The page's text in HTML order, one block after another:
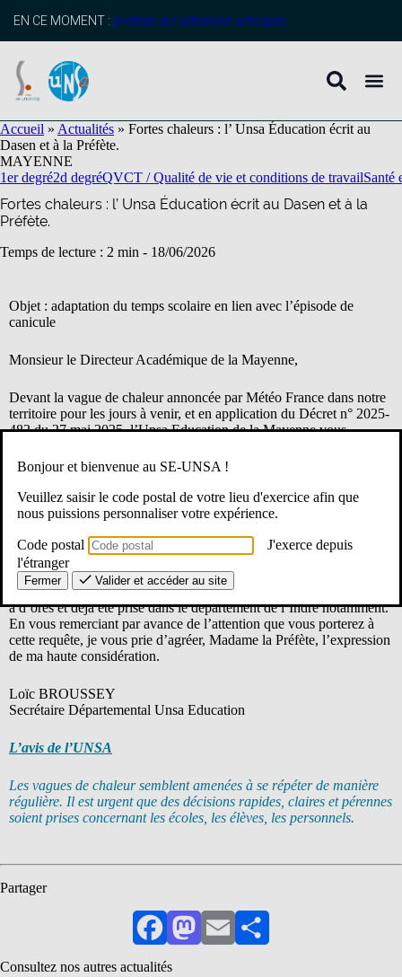
principal
EN CE MOMENT : profitez de l’adhésion anticipée
Accueil » Actualités » Fortes chaleurs : l’ Unsa Éducation écrit au
Dasen et à la Préfète.
MAYENNE
1er degré2d degréQVCT / Qualité de vie et conditions de travailSanté
Fortes chaleurs : l’ Unsa Éducation écrit au Dasen et à la
Préfète.
Temps de lecture : 2 min - 18/06/2026
Objet : adaptation du temps scolaire en lien avec l’épisode de
canicule
Monsieur le Directeur Académique de la Mayenne,
Devant la vague de chaleur annoncée par Météo France dans notre
territoire pour les jours à venir, et en application du Décret n° 2025-
482 du 27 mai 2025, l’Unsa Education de la Mayenne vous
établissements scolaires a minima les après-midis des vendredi 19,
lundi 22 et mardi 23 juin, journées annoncées comme les plus
chaudes.
Vous conviendrez aisément que non seulement les conditions
les conditions de travail des personnels se trouvent fortement
dégradées par des températures qui dépassent souvent les 30 degrés
dans les salles de classe.
Je tiens également à porter à votre connaissance qu’une telle mesure
a d’ores et déjà été prise dans le département de l’Indre notamment.
En vous remerciant par avance de l’attention que vous porterez à
cette requête, je vous prie d’agréer, Madame la Préfète, l’expression
de ma haute considération.
Loïc BROUSSEY
Secrétaire Départemental Unsa Education
L’avis de l’UNSA
Les vagues de chaleur semblent amenées à se répéter de manière
régulière. Il est urgent que des décisions rapides, claires et pérennes
soient prises concernant les écoles, les élèves, les personnels.
Partager
FacebookMastodon
EmailPartager
Consultez nos autres actualités
Bonjour et bienvenue au SE-UNSA !
Veuillez saisir le code postal de votre lieu d'exercice afin que
nous puissions personnaliser votre expérience.
Code postal
J'exerce depuis
l'étranger
Fermer Valider et accéder au site